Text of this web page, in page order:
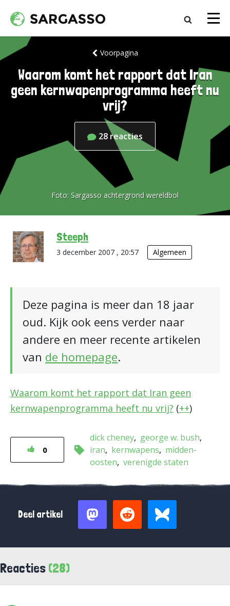
Voorpagina
Waarom komt het rapport dat Iran
geen kernwapenprogramma heeft nu
vrij?
28 reacties
Foto: Sargasso achtergrond wereldbol
Steeph
3 december 2007 , 20:57 Algemeen
Deze pagina is meer dan 18 jaar
oud. Kijk ook eens verder naar
andere en meer recente artikelen
van de homepage.
Waarom komt het rapport dat Iran geen
kernwapenprogramma heeft nu vrij? (++)
0
dick cheney george w. bush
iran
kernwapens
midden-
oosten verenigde staten
Deel artikel
Reacties (28)